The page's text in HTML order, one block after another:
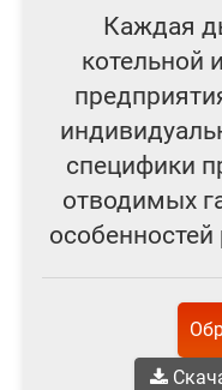
Каждая
котельной
специфики
отводимых
особенностей